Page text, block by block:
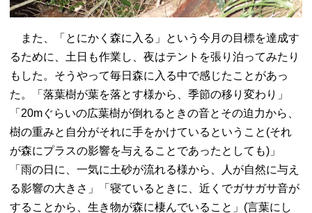
また、「とにかく森に入る」という今月の目標を達成す
るために、土日も作業し、夜はテントを張り泊ってみたり
もした。そうやって毎日森に入る中で感じたことがあっ
た。「落葉樹が葉を落とす様から、季節の移り変わり」
「20mぐらいの広葉樹が倒れるときの音とその迫力から、
樹の重みと自分がそれに手をかけているということ(それ
が森にプラスの影響を与えることであったとしても)」
「雨の日に、一気に土砂が流れる様から、人が自然に与え
る影響の大きさ」「寝ているときに、近くでガサガサ音が
することから、生き物が森に棲んでいること」(言葉にし